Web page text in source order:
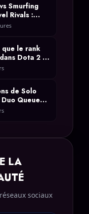
Smurfing
Rivals :
la différence
que le rank
Dota 2 ?
et
de Solo
Queue
Arc
LA
sociaux